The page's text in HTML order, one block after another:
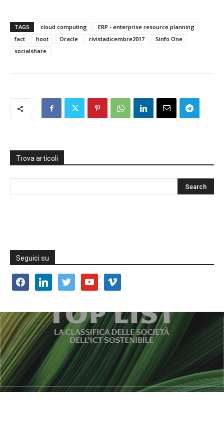
TAGS cloud computing
ERP - enterprise resource planning
fact
hoot Oracle rivistadicembre2017
Sinfo One
socialshare
Trova articoli
Seguici su
facebooklinkedin twitter youtube vimeo